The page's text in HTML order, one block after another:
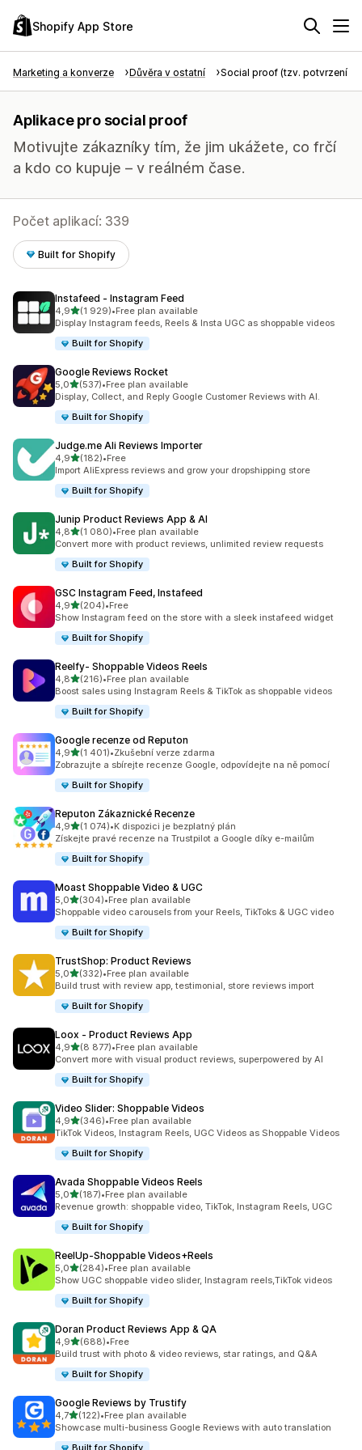
Shopify App Store
Marketing a konverze Důvěra v ostatní Social proof (tzv. potvrzení
Aplikace pro social proof
Motivujte zákazníky tím, že jim ukážete, co frčí
a kdo co kupuje – v reálném čase.
Počet aplikací: 339
Built for Shopify
Instafeed ‑ Instagram Feed
4,9z 5 hvězd
(1 929)
Celkový počet recenzí: 1929
•Free plan available
Display Instagram feeds, Reels & Insta UGC as shoppable videos
Built for Shopify
Google Reviews Rocket
5,0z 5 hvězd
(537)
Celkový počet recenzí: 537
•Free plan available
Display, Collect, and Reply Google Customer Reviews with AI.
Built for Shopify
Judge.me Ali Reviews Importer
4,9z 5 hvězd
(182)
Celkový počet recenzí: 182
•Free
Import AliExpress reviews and grow your dropshipping store
Built for Shopify
Junip Product Reviews App & AI
4,8z 5 hvězd
(1 080)
Celkový počet recenzí: 1080
•Free plan available
Convert more with product reviews, unlimited review requests
Built for Shopify
GSC Instagram Feed, Instafeed
4,9z 5 hvězd
(204)
Celkový počet recenzí: 204
•Free
Show Instagram feed on the store with a sleek instafeed widget
Built for Shopify
Reelfy‑ Shoppable Videos Reels
4,8z 5 hvězd
(216)
Celkový počet recenzí: 216
•Free plan available
Boost sales using Instagram Reels & TikTok as shoppable videos
Built for Shopify
Google recenze od Reputon
4,9z 5 hvězd
(1 401)
Celkový počet recenzí: 1401
•Zkušební verze zdarma
Zobrazujte a sbírejte recenze Google, odpovídejte na ně pomocí
Built for Shopify
Reputon Zákaznické Recenze
4,9z 5 hvězd
(1 074)
Celkový počet recenzí: 1074
•K dispozici je bezplatný plán
Získejte pravé recenze na Trustpilot a Google díky e-mailům
Built for Shopify
Moast Shoppable Video & UGC
5,0z 5 hvězd
(304)
Celkový počet recenzí: 304
•Free plan available
Shoppable video carousels from your Reels, TikToks & UGC video
Built for Shopify
TrustShop: Product Reviews
5,0z 5 hvězd
(332)
Celkový počet recenzí: 332
•Free plan available
Build trust with review app, testimonial, store reviews import
Built for Shopify
Loox ‑ Product Reviews App
4,9z 5 hvězd
(8 877)
Celkový počet recenzí: 8877
•Free plan available
Convert more with visual product reviews, superpowered by AI
Built for Shopify
Video Slider: Shoppable Videos
4,9z 5 hvězd
(346)
Celkový počet recenzí: 346
•Free plan available
TikTok Videos, Instagram Reels, UGC Videos as Shoppable Videos
Built for Shopify
Avada Shoppable Videos Reels
5,0z 5 hvězd
(187)
Celkový počet recenzí: 187
•Free plan available
Revenue growth: shoppable video, TikTok, Instagram Reels, UGC
Built for Shopify
ReelUp‑Shoppable Videos+Reels
5,0z 5 hvězd
(284)
Celkový počet recenzí: 284
•Free plan available
Show UGC shoppable video slider, Instagram reels,TikTok videos
Built for Shopify
Doran Product Reviews App & QA
4,9z 5 hvězd
(688)
Celkový počet recenzí: 688
•Free
Build trust with photo & video reviews, star ratings, and Q&A
Built for Shopify
Google Reviews by Trustify
4,7z 5 hvězd
(122)
Celkový počet recenzí: 122
•Free plan available
Showcase multi-business Google Reviews with auto translation